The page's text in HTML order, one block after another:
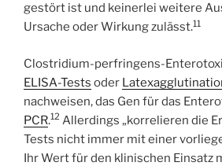
gestört ist und keinerlei weitere
Ursache oder Wirkung zulässt.11
Clostridium-perfringens-
ELISA-Tests oder
nachweisen, das Gen für das
PCR.12 Allerdings „korrelieren die
Tests nicht immer mit einer
Ihr Wert für den klinischen Einsatz